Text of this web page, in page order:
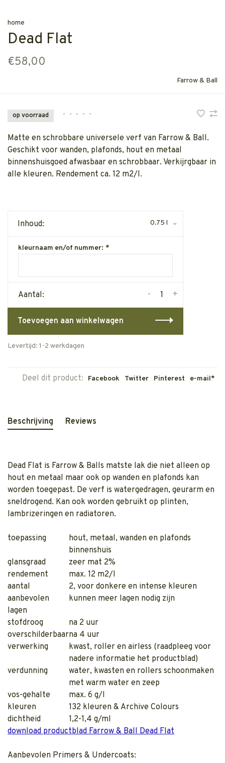
home
Dead Flat
€58,00
Farrow & Ball
op voorraad • • • • •
Matte en schrobbare universele verf van Farrow & Ball.
Geschikt voor wanden, plafonds, hout en metaal
binnenshuisgoed afwasbaar en schrobbaar. Verkijrgbaar in
alle kleuren. Rendement ca. 12 m2/l.
Inhoud: 0.75 l
kleurnaam en/of nummer: *
Aantal: +
-
Toevoegen aan winkelwagen
Levertijd: 1-2 werkdagen
Deel dit product: Facebook Twitter Pinterest e-mail*
Beschrijving Reviews
Dead Flat is Farrow & Balls matste lak die niet alleen op
hout en metaal maar ook op wanden en plafonds kan
worden toegepast. De verf is watergedragen, geurarm en
sneldrogend. Kan ook worden gebruikt op plinten,
lambrizeringen en radiatoren.
toepassing
hout, metaal, wanden en plafonds
binnenshuis
glansgraad
zeer mat 2%
rendement
max. 12 m2/l
aantal
aanbevolen
lagen
2, voor donkere en intense kleuren
kunnen meer lagen nodig zijn
stofdroog
na 2 uur
overschilderbaarna 4 uur
verwerking
kwast, roller en airless (raadpleeg voor
nadere informatie het productblad)
verdunning
water, kwasten en rollers schoonmaken
met warm water en zeep
vos-gehalte
max. 6 g/l
kleuren
132 kleuren & Archive Colours
dichtheid
1,2-1,4 g/ml
download productblad Farrow & Ball Dead Flat
Aanbevolen Primers & Undercoats: